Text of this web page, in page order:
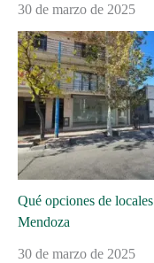
30 de marzo de 2025
Qué opciones de
Mendoza
30 de marzo de 2025